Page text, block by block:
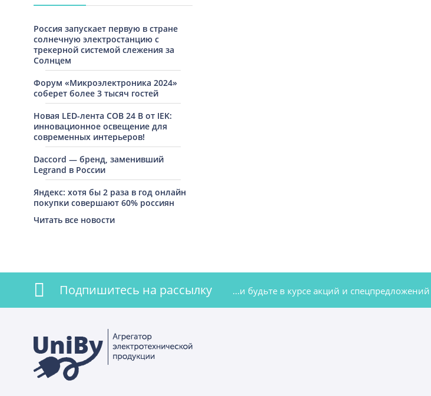
Россия запускает первую в стране
солнечную электростанцию с
трекерной системой слежения за
Солнцем
Форум «Микроэлектроника 2024»
соберет более 3 тысяч гостей
Новая LED-лента COB 24 В от IEK:
инновационное освещение для
современных интерьеров!
Daccord — бренд, заменивший
Legrand в России
Яндекс: хотя бы 2 раза в год онлайн
покупки совершают 60% россиян
Читать все новости
Подпишитесь на рассылку ...и будьте в курсе акций и спецпредложений